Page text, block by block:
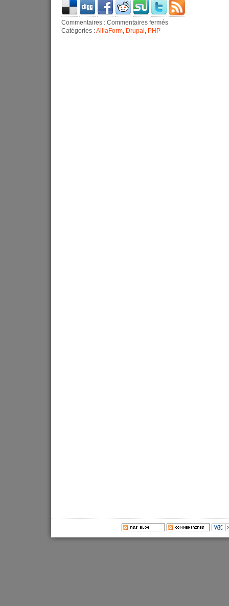
Commentaires : Commentaires fermés
Catégories :AlliaForm Drupal PHP